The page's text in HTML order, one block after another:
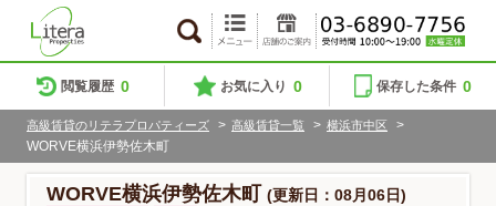
閲覧履歴 0 お気に入り 0 保存した条件 0
高級賃貸のリテラプロパティーズ > 高級賃貸一覧 > 横浜市中区
>
WORVE横浜伊勢佐木町
WORVE横浜伊勢佐木町 (更新日：08月06日)